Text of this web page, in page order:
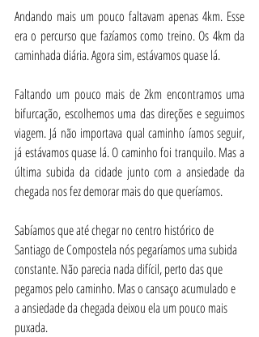
Andando mais um pouco faltavam apenas 4km. Esse
era o percurso que fazíamos como treino. Os 4km da
caminhada diária. Agora sim, estávamos quase lá.
Faltando um pouco mais de 2km encontramos uma
bifurcação, escolhemos uma das direções e seguimos
viagem. Já não importava qual caminho íamos seguir,
já estávamos quase lá. O caminho foi tranquilo. Mas a
última subida da cidade junto com a ansiedade da
chegada nos fez demorar mais do que queríamos.
Sabíamos que até chegar no centro histórico de
Santiago de Compostela nós pegaríamos uma subida
constante. Não parecia nada difícil, perto das que
pegamos pelo caminho. Mas o cansaço acumulado e
a ansiedade da chegada deixou ela um pouco mais
puxada.